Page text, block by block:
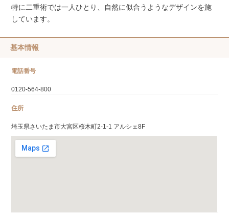
特に二重術では一人ひとり、自然に似合うようなデザインを施
しています。
基本情報
電話番号
0120-564-800
住所
埼玉県さいたま市大宮区桜木町2-1-1 アルシェ8F